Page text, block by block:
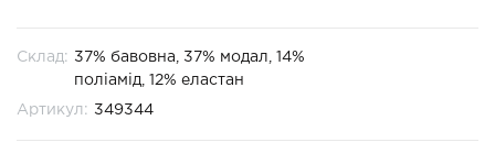
Склад: 37% бавовна, 37% модал, 14%
поліамід, 12% еластан
Артикул: 349344